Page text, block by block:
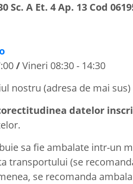
Sc. A Et. 4 Ap. 13 Cod
/Vineri 08:30 - 14:30
nostru (adresa de mai
datelor
sa fie ambalate intr-un
transportului (se
se recomanda